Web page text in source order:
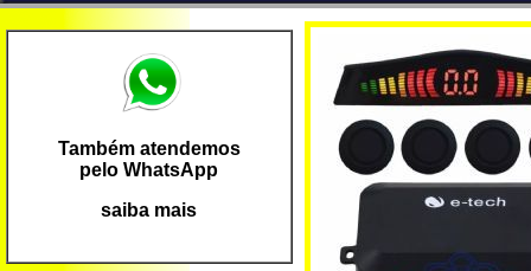
Também atendemos
pelo WhatsApp
saiba mais